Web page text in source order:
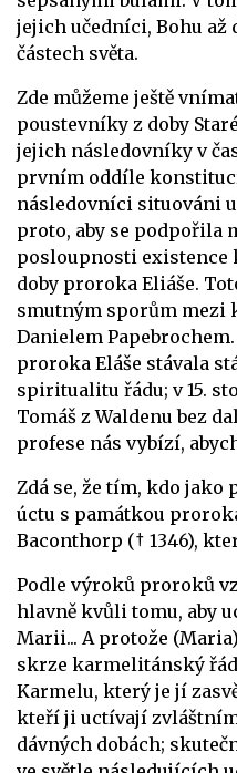
jejich učedníci, Bohu až
částech světa.
Zde můžeme ještě
poustevníky z doby
jejich následovníky v
prvním oddíle
následovníci situováni
proto, aby se podpořila
posloupnosti existence
doby proroka Eliáše.
smutným sporům mezi
Danielem
proroka Eláše stávala
spiritualitu řádu; v 15.
Tomáš z Waldenu bez
profese nás vybízí,
Zdá se, že tím, kdo
úctu s památkou
Baconthorp († 1346),
Podle výroků proroků
hlavně kvůli tomu, aby
Marii... A protože
skrze karmelitánský
Karmelu, který je jí
kteří ji uctívají zvláštním
dávných dobách;